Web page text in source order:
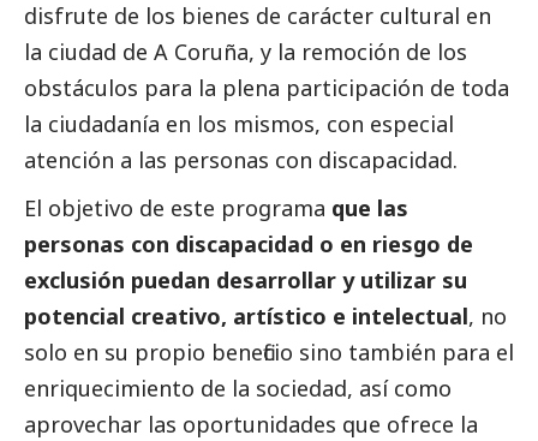
disfrute de los bienes de carácter cultural en
la ciudad de A Coruña, y la remoción de los
obstáculos para la plena participación de toda
la ciudadanía en los mismos, con especial
atención a las personas con discapacidad.
El objetivo de este programa que las
personas con discapacidad o en riesgo de
exclusión puedan desarrollar y utilizar su
potencial creativo, artístico e intelectual, no
solo en su propio beneficio sino también para el
enriquecimiento de la sociedad, así como
aprovechar las oportunidades que ofrece la